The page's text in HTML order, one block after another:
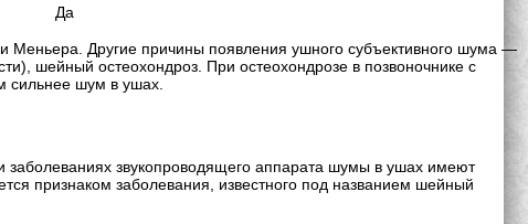
Да
Меньера. Другие причины появления ушного субъективного шума —
шейный остеохондроз. При остеохондрозе в позвоночнике с
сильнее шум в ушах.
звукопроводящего аппарата шумы в ушах имеют
признаком заболевания, известного под названием шейный